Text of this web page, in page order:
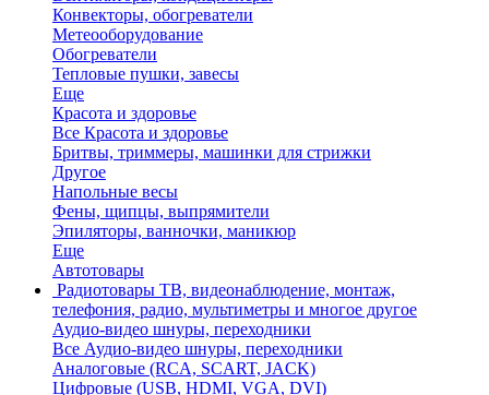
Конвекторы, обогреватели
Метеооборудование
Обогреватели
Тепловые пушки, завесы
Еще
Красота и здоровье
Все Красота и здоровье
Бритвы, триммеры, машинки для стрижки
Другое
Напольные весы
Фены, щипцы, выпрямители
Эпиляторы, ванночки, маникюр
Еще
Автотовары
Радиотовары ТВ, видеонаблюдение, монтаж,
телефония, радио, мультиметры и многое другое
Аудио-видео шнуры, переходники
Все Аудио-видео шнуры, переходники
Аналоговые (RCA, SCART, JACK)
Цифровые (USB, HDMI, VGA, DVI)